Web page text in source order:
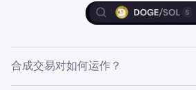
合成交易对如何运作？